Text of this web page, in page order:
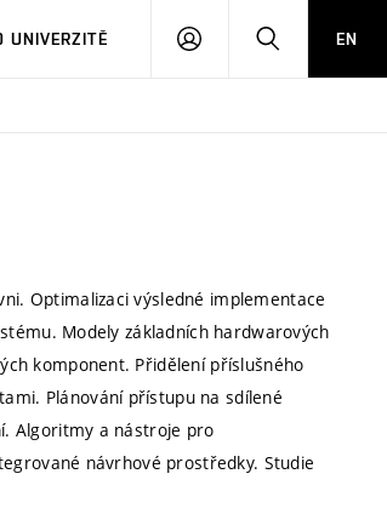
UNIVERZITĚ
PŘIHLÁSIT HLEDATEN
Optimalizaci výsledné implementace
Modely základních hardwarových
komponent. Přidělení příslušného
Plánování přístupu na sdílené
Algoritmy a nástroje pro
návrhové prostředky. Studie